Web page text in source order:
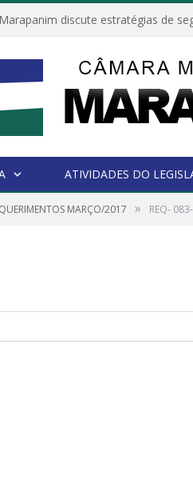
ATIVIDADES DO
MARÇO/2017 » REQ-